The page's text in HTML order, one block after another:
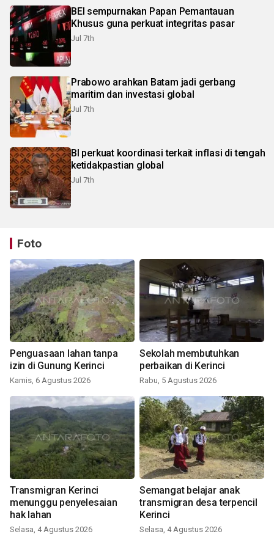
BEI sempurnakan Papan Pemantauan
Khusus guna perkuat integritas pasar
Jul 7th
Prabowo arahkan Batam jadi gerbang
maritim dan investasi global
Jul 7th
BI perkuat koordinasi terkait inflasi di tengah
ketidakpastian global
Jul 7th
Foto
Penguasaan lahan tanpa
izin di Gunung Kerinci
Kamis, 6 Agustus 2026
Sekolah membutuhkan
perbaikan di Kerinci
Rabu, 5 Agustus 2026
Transmigran Kerinci
menunggu penyelesaian
hak lahan
Selasa, 4 Agustus 2026
Semangat belajar anak
transmigran desa terpencil
Kerinci
Selasa, 4 Agustus 2026